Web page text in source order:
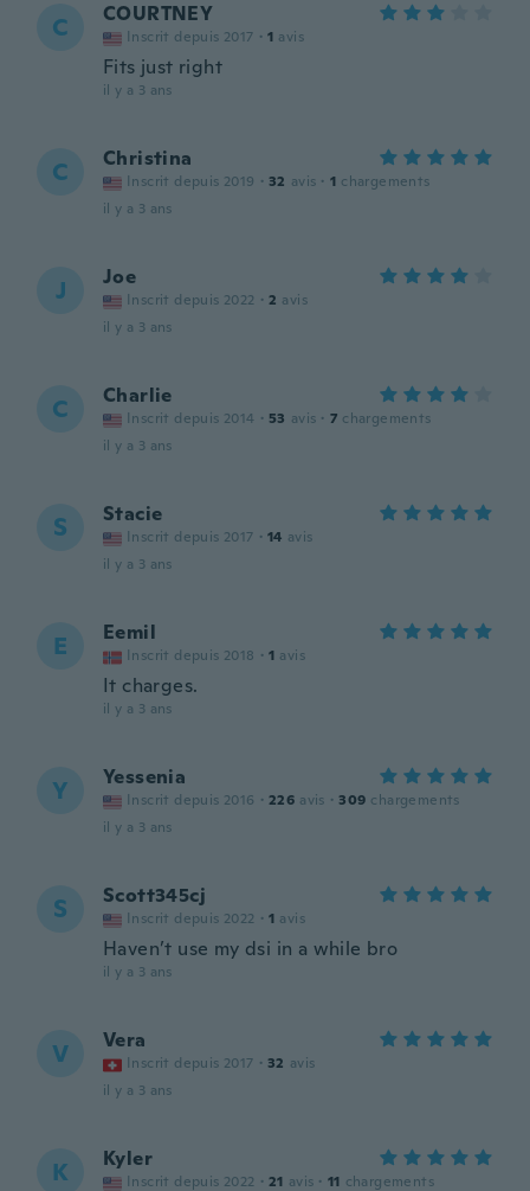
C COURTNEY
Inscrit depuis 2017 · 1 avis
Fits just right
il y a 3 ans
C Christina
Inscrit depuis 2019 · 32 avis · 1 chargements
il y a 3 ans
J Joe
Inscrit depuis 2022 · 2 avis
il y a 3 ans
C Charlie
Inscrit depuis 2014 · 53 avis · 7 chargements
il y a 3 ans
S Stacie
Inscrit depuis 2017 · 14 avis
il y a 3 ans
E Eemil
Inscrit depuis 2018 · 1 avis
It charges.
il y a 3 ans
Y Yessenia
Inscrit depuis 2016 · 226 avis · 309 chargements
il y a 3 ans
S Scott345cj
Inscrit depuis 2022 · 1 avis
Haven’t use my dsi in a while bro
il y a 3 ans
V Vera
Inscrit depuis 2017 · 32 avis
il y a 3 ans
K Kyler
Inscrit depuis 2022 · 21 avis · 11 chargements